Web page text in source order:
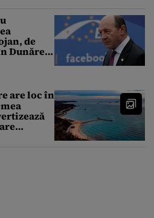
de
Dunăre:
are loc în